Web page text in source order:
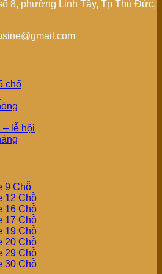
8, phường Linh Tây, Tp Thủ Đức,
chổ
– lễ hội
9 Chỗ
12 Chỗ
16 Chỗ
17 Chỗ
19 Chỗ
20 Chỗ
29 Chỗ
30 Chỗ